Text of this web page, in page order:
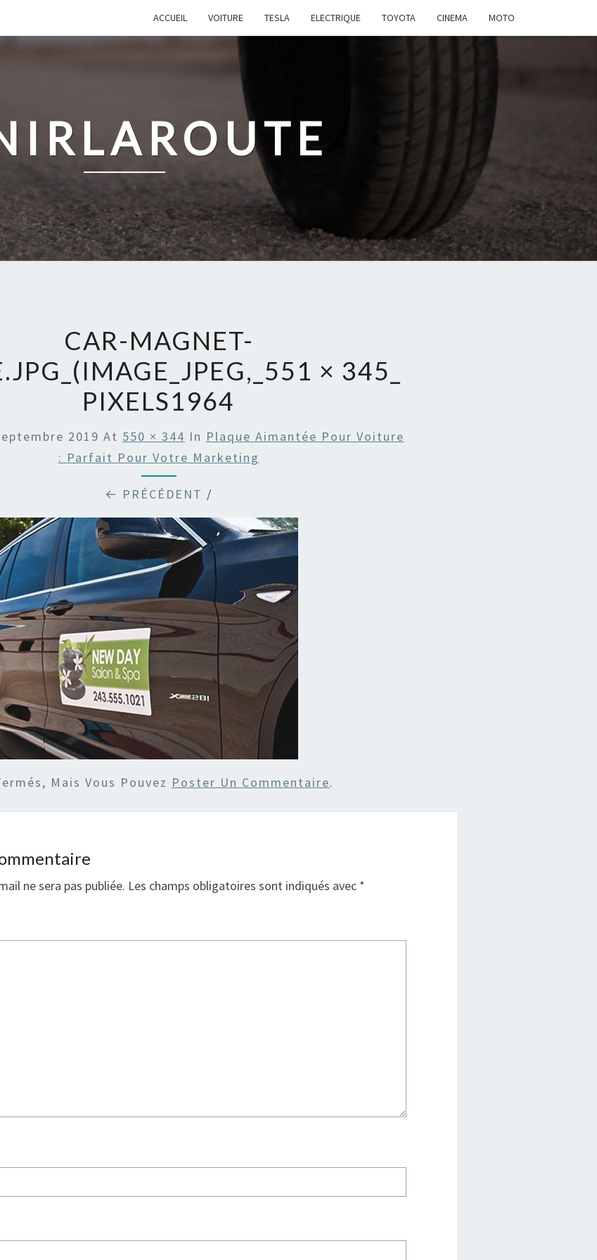
ACCUEIL VOITURE TESLA ELECTRIQUE TOYOTA CINEMA MOTO
CAR-MAGNET-
× 345_
PIXELS1964
2019 At 550 × 344 In Plaque Aimantée Pour Voiture
: Parfait Pour Votre Marketing
← PRÉCÉDENT /
Mais Vous Pouvez Poster Un Commentaire.
ne sera pas publiée. Les champs obligatoires sont indiqués avec *